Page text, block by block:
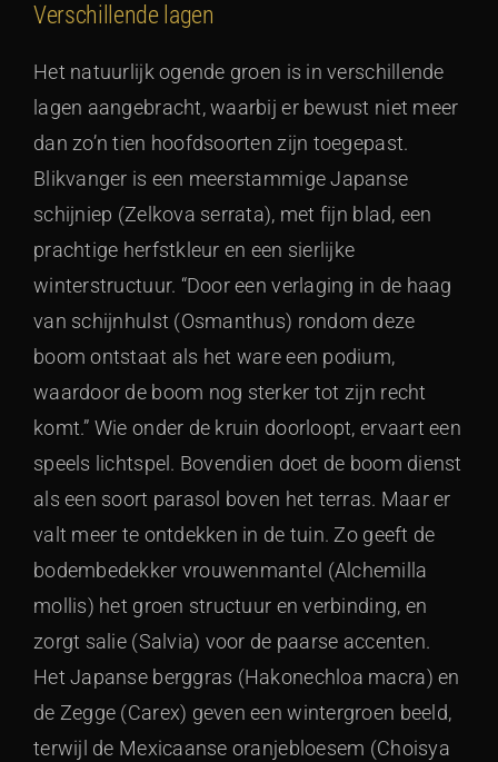
Verschillende lagen
Het natuurlijk ogende groen is in verschillende
lagen aangebracht, waarbij er bewust niet meer
dan zo’n tien hoofdsoorten zijn toegepast.
Blikvanger is een meerstammige Japanse
schijniep (Zelkova serrata), met fijn blad, een
prachtige herfstkleur en een sierlijke
winterstructuur. “Door een verlaging in de haag
van schijnhulst (Osmanthus) rondom deze
boom ontstaat als het ware een podium,
waardoor de boom nog sterker tot zijn recht
komt.” Wie onder de kruin doorloopt, ervaart een
speels lichtspel. Bovendien doet de boom dienst
als een soort parasol boven het terras. Maar er
valt meer te ontdekken in de tuin. Zo geeft de
bodembedekker vrouwenmantel (Alchemilla
mollis) het groen structuur en verbinding, en
zorgt salie (Salvia) voor de paarse accenten.
Het Japanse berggras (Hakonechloa macra) en
de Zegge (Carex) geven een wintergroen beeld,
terwijl de Mexicaanse oranjebloesem (Choisya